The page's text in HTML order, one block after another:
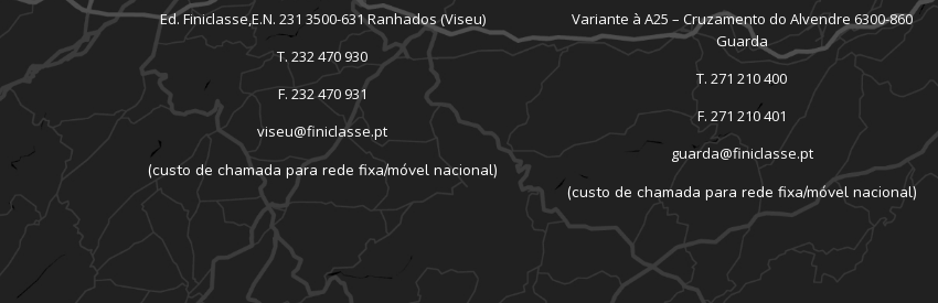
Ed. Finiclasse,E.N. 231 3500-631 Ranhados (Viseu)
T. 232 470 930
F. 232 470 931
viseu@finiclasse.pt
(custo de chamada para rede fixa/móvel nacional)
Variante à A25 – Cruzamento do Alvendre 6300-860
Guarda
T. 271 210 400
F. 271 210 401
guarda@finiclasse.pt
(custo de chamada para rede fixa/móvel nacional)